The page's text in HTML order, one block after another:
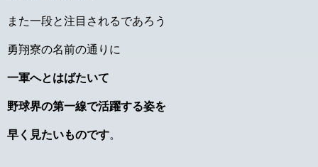
また一段と注目されるであろう
勇翔寮の名前の通りに
一軍へとはばたいて
野球界の第一線で活躍する姿を
早く見たいものです。